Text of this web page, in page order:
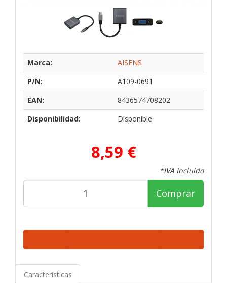
Marca:
AISENS
P/N:
A109-0691
EAN:
8436574708202
Disponibilidad:
Disponible
8,59 €
*IVA Incluido
Comprar
Características